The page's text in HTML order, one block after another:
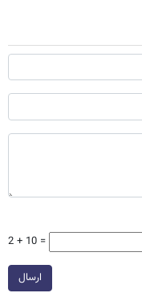
2 + 10 =
ارسال